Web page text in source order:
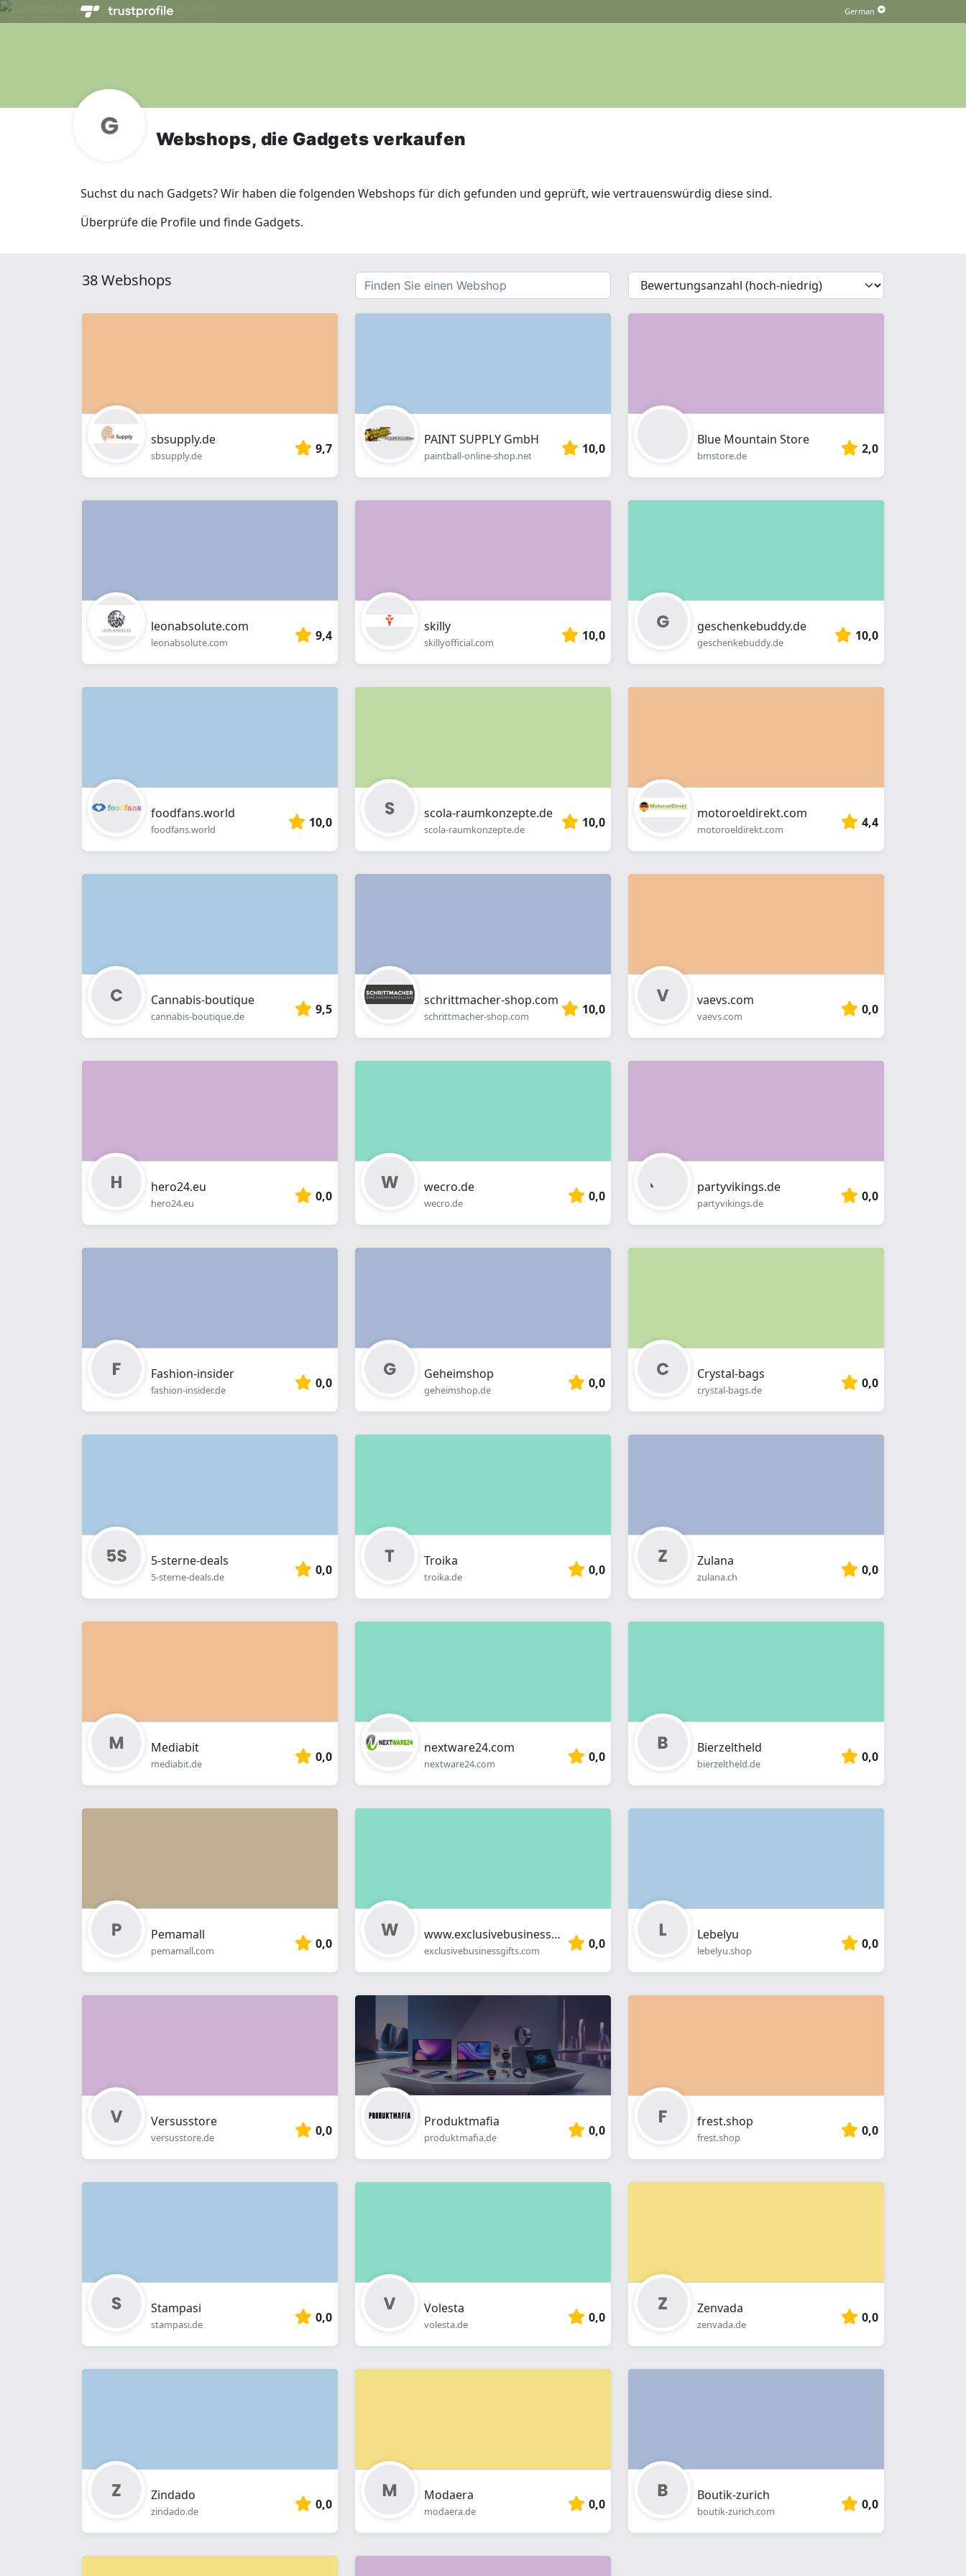
Webshops, die Gadgets verkaufen
Suchst du nach Gadgets? Wir haben die folgenden Webshops für dich gefunden und geprüft, wie vertrauenswürdig diese sind.
Überprüfe die Profile und finde Gadgets.
38 Webshops
Finden
Sie
einen
{{
__('Sort')
}}
sbsupply.de
sbsupply.de 9,7
PAINT SUPPLY GmbH
paintball-online-shop.net 10,0
Blue Mountain Store
bmstore.de 2,0
leonabsolute.com
leonabsolute.com 9,4
skilly
skillyofficial.com 10,0
geschenkebuddy.de
geschenkebuddy.de 10,0
foodfans.world
foodfans.world 10,0
scola-raumkonzepte.de
scola-raumkonzepte.de 10,0
motoroeldirekt.com
motoroeldirekt.com 4,4
Cannabis-boutique
cannabis-boutique.de 9,5
schrittmacher-shop.com
schrittmacher-shop.com 10,0
vaevs.com
vaevs.com 0,0
hero24.eu
hero24.eu 0,0
wecro.de
wecro.de 0,0
partyvikings.de
partyvikings.de 0,0
Fashion-insider
fashion-insider.de 0,0
Geheimshop
geheimshop.de 0,0
Crystal-bags
crystal-bags.de 0,0
5-sterne-deals
5-sterne-deals.de 0,0
Troika
troika.de 0,0
Zulana
zulana.ch 0,0
Mediabit
mediabit.de 0,0
nextware24.com
nextware24.com 0,0
Bierzeltheld
bierzeltheld.de 0,0
Pemamall
pemamall.com 0,0
www.exclusivebusinessgifts.com
exclusivebusinessgifts.com 0,0
Lebelyu
lebelyu.shop 0,0
Versusstore
versusstore.de 0,0
Produktmafia
produktmafia.de 0,0
frest.shop
frest.shop 0,0
Stampasi
stampasi.de 0,0
Volesta
volesta.de 0,0
Zenvada
zenvada.de 0,0
Zindado
zindado.de 0,0
Modaera
modaera.de 0,0
Boutik-zurich
boutik-zurich.com 0,0